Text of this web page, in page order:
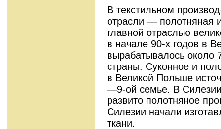
В текстильном
отрасли — полотняная
главной отраслью
в начале 90-х годов в
вырабатывалось около
страны. Суконное и
в Великой Польше
—9-ой семье. В
развито полотняное
Силезии начали
ткани.